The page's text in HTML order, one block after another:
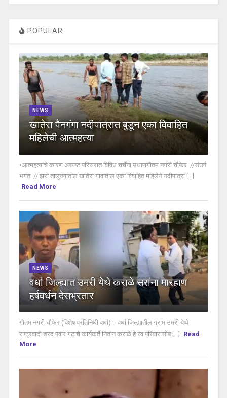
POPULAR
NEWS
खातेरा पैनगंगा नदीपात्रात बुडून एका विवाहित
महिलेची आत्महत्या
•आत्महत्यांचे कारण अस्पष्ट,परिसरात विविध चर्चेंना उधाणगौतम नगरी चौफेर //संघर्ष
भगत // झरी तालुक्यातील खातेरा गावातील एका विवाहित महिलेने नदीपात्रा [...]
Read More
NEWS
वर्धा जिल्ह्यात उमरी येथे कराळे सरांना मारहाण
हर्षवर्धन देसभ्रतार
गौतम नगरी चौफेर (विशेष प्रतिनिधी वर्धा) :- वर्धा जिल्ह्यातील ग्राम उमरी येथे
राष्ट्रवादी शरद पवार गटाचे कार्यकर्ते नितीन कराळे हे स्व परिवारासोब [...]
Read
More